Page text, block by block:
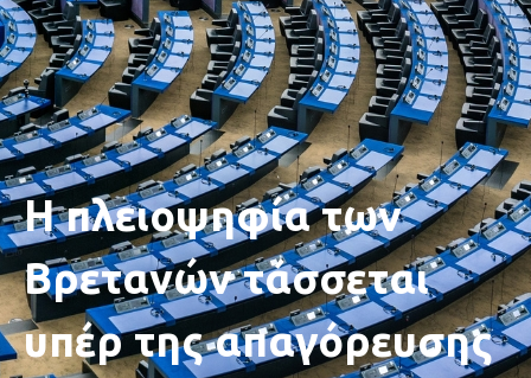
Η πλειοψηφία των
Βρετανών τάσσεται
υπέρ της απαγόρευσης